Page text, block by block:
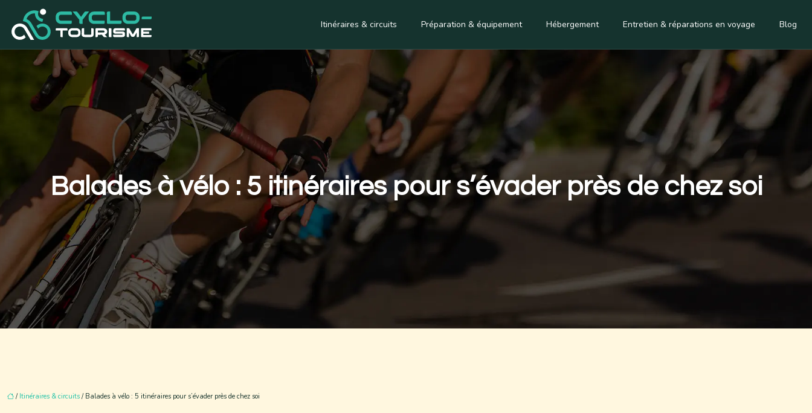
Itinéraires & circuits Préparation & équipement Hébergement Entretien & réparations en voyage Blog
Balades à vélo : 5 itinéraires pour s’évader près de chez soi
/ Itinéraires & circuits / Balades à vélo : 5 itinéraires pour s’évader près de chez soi